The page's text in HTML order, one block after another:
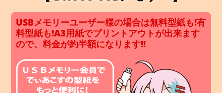
USBメモリーユーザー様の場合は無料型紙も!有
料型紙も!A3用紙でプリントアウトが出来ます
ので、料金が約半額になります!!